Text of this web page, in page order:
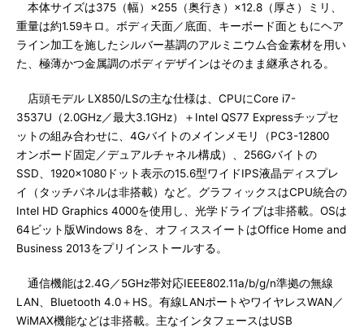
本体サイズは375（幅）×255（奥行き）×12.8（厚さ）ミリ、
重量は約1.59キロ。ボディ天面／底面、キーボード面ともにヘア
ライン加工を施したシルバー基調のアルミニウム合金素材を用い
た、極薄かつ金属調のボディデザインはそのまま継承される。
店頭モデル LX850/LSの主な仕様は、CPUにCore i7-
3537U（2.0GHz／最大3.1GHz）＋Intel QS77 Expressチップセ
ットの組み合わせに、4Gバイトのメインメモリ（PC3-12800
オンボード固定／デュアルチャネル構成）、256Gバイトの
SSD、1920×1080ドット表示の15.6型ワイドIPS液晶ディスプレ
イ（タッチパネルは非搭載）など。グラフィックスはCPU統合の
Intel HD Graphics 4000を使用し、光学ドライブは非搭載。OSは
64ビット版Windows 8を、オフィススイートはOffice Home and
Business 2013をプリインストールする。
通信機能は2.4G／5GHz帯対応IEEE802.11a/b/g/n準拠の無線
LAN、Bluetooth 4.0＋HS。有線LANポートやワイヤレスWAN／
WiMAX機能などは非搭載。主なインタフェースはUSB